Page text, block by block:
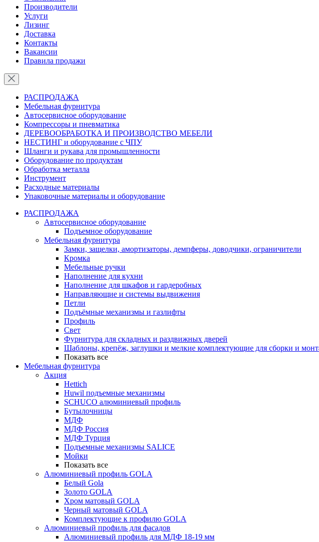
Производители
Услуги
Лизинг
Доставка
Контакты
Вакансии
Правила продажи
РАСПРОДАЖА
Мебельная фурнитура
Автосервисное оборудование
Компрессоры и пневматика
ДЕРЕВООБРАБОТКА И ПРОИЗВОДСТВО МЕБЕЛИ
НЕСТИНГ и оборудование с ЧПУ
Шланги и рукава для промышленности
Оборудование по продуктам
Обработка металла
Инструмент
Расходные материалы
Упаковочные материалы и оборудование
РАСПРОДАЖА
Автосервисное оборудование
Подъемное оборудование
Мебельная фурнитура
Замки, защелки, амортизаторы, демпферы, доводчики, ограничители
Кромка
Мебельные ручки
Наполнение для кухни
Наполнение для шкафов и гардеробных
Направляющие и системы выдвижения
Петли
Подъёмные механизмы и газлифты
Профиль
Свет
Фурнитура для складных и раздвижных дверей
Шаблоны, крепёж, заглушки и мелкие комплектующие для сборки и
Показать все
Мебельная фурнитура
Акция
Hettich
Huwil подъемные механизмы
SCHUCO алюминиевый профиль
Бутылочницы
МДФ
МДФ Россия
МДФ Турция
Подъемные механизмы SALICE
Мойки
Показать все
Алюминиевый профиль GOLA
Белый Gola
Золото GOLA
Хром матовый GOLA
Черный матовый GOLA
Комплектующие к профилю GOLA
Алюминиевый профиль для фасадов
Алюминиевый профиль для МДФ 18-19 мм